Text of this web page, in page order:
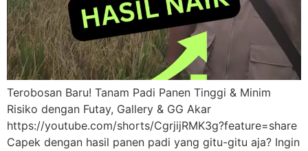
Terobosan Baru! Tanam Padi Panen Tinggi & Minim
Risiko dengan Futay, Gallery & GG Akar
https://youtube.com/shorts/CgrjijRMK3g?feature=share
Capek dengan hasil panen padi yang gitu-gitu aja? Ingin